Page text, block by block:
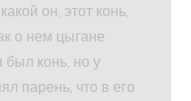
он, этот конь,
о нем цыгане
был конь, но у
парень, что в его